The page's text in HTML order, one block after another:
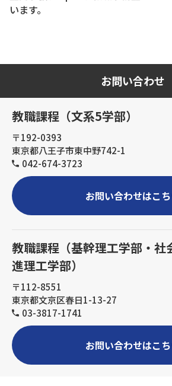
います。
お問い合わせ
教職課程（文系5学部）
〒192-0393
東京都八王子市東中野742-1
042-674-3723
お問い合わせはこ
教職課程（基幹理工学部・社
進理工学部）
〒112-8551
東京都文京区春日1-13-27
03-3817-1741
お問い合わせはこ